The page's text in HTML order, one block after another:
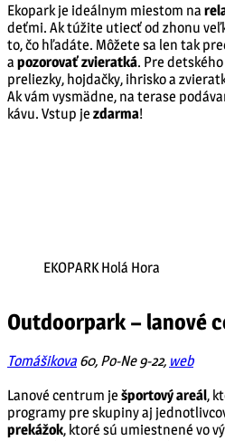
Ekopark je ideálnym miestom na
deťmi. Ak túžite utiecť od zhonu
to, čo hľadáte. Môžete sa len tak
a pozorovať zvieratká. Pre
preliezky, hojdačky, ihrisko a
Ak vám vysmädne, na terase
kávu. Vstup je zdarma!
EKOPARK Holá Hora
Outdoorpark – lanové
Tomášikova 60, Po-Ne 9-22, web
Lanové centrum je športový areál,
programy pre skupiny aj
prekážok, ktoré sú umiestnené vo